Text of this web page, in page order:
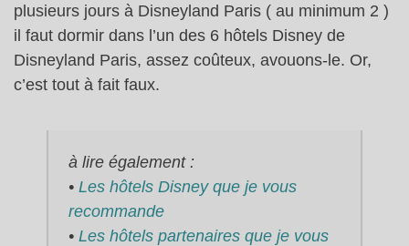
plusieurs jours à Disneyland Paris ( au minimum 2 )
il faut dormir dans l’un des 6 hôtels Disney de
Disneyland Paris, assez coûteux, avouons-le. Or,
c’est tout à fait faux.
à lire également :
• Les hôtels Disney que je vous
recommande
• Les hôtels partenaires que je vous